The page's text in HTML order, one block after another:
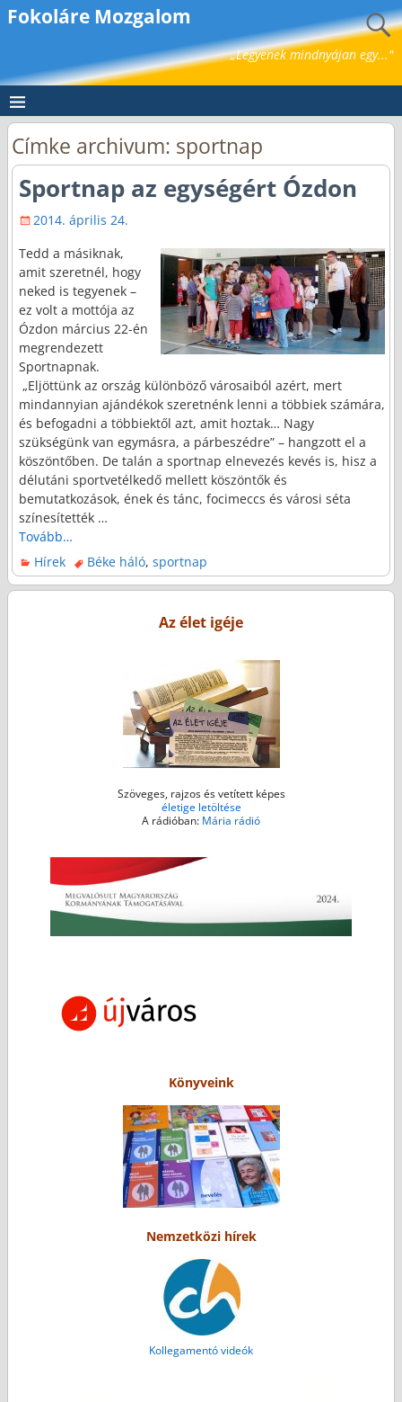
Fokoláre Mozgalom
„Legyenek mindnyájan egy..."
Címke archivum: sportnap
Sportnap az egységért Ózdon
2014. április 24.
Tedd a másiknak,
amit szeretnél, hogy
neked is tegyenek –
ez volt a mottója az
Ózdon március 22-én
megrendezett
Sportnapnak.
„Eljöttünk az ország különböző városaiból azért, mert
mindannyian ajándékok szeretnénk lenni a többiek számára,
és befogadni a többiektől azt, amit hoztak… Nagy
szükségünk van egymásra, a párbeszédre” – hangzott el a
köszöntőben. De talán a sportnap elnevezés kevés is, hisz a
délutáni sportvetélkedő mellett köszöntők és
bemutatkozások, ének és tánc, focimeccs és városi séta
színesítették …
Tovább…
Hírek
Béke háló, sportnap
Az élet igéje
Szöveges, rajzos és vetített képes
életige letöltése
A rádióban: Mária rádió
Könyveink
Nemzetközi hírek
Kollegamentó videók